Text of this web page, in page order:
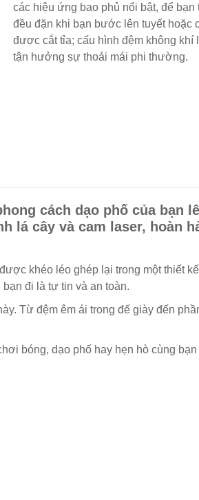
các hiệu ứng bao phủ nổi bật, để
đều đặn khi bạn bước lên tuyết hoặc
được cắt tỉa; cấu hình đệm không khí
tận hưởng sự thoải mái phi thường.
cách dạo phố của bạn
lá cây và cam laser, hoàn
khéo léo ghép lại trong một thiết
đi là tự tin và an toàn.
Từ đệm êm ái trong đế giày đến
bóng, dạo phố hay hẹn hò cùng